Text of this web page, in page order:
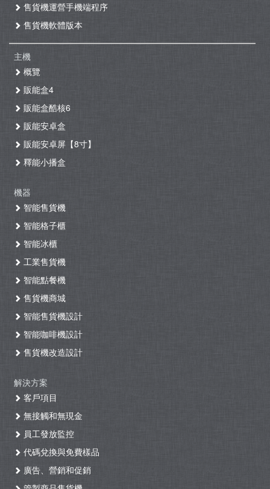
售貨機運營手機端程序
售貨機軟體版本
主機
概覽
販能盒4
販能盒酷核6
販能安卓盒
販能安卓屏【8寸】
釋能小播盒
機器
智能售貨機
智能格子櫃
智能冰櫃
工業售貨機
智能點餐機
售貨機商城
智能售貨機設計
智能咖啡機設計
售貨機改造設計
解決方案
客戶項目
無接觸和無現金
員工發放監控
代碼兌換與免費樣品
廣告、營銷和促銷